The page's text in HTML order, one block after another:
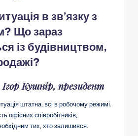
в зв’язку з
Що зараз
із будівництвом,
Ігор Кушнір, президент
штатна, всі в робочому режимі.
офісних співробітників,
тих, хто залишився.